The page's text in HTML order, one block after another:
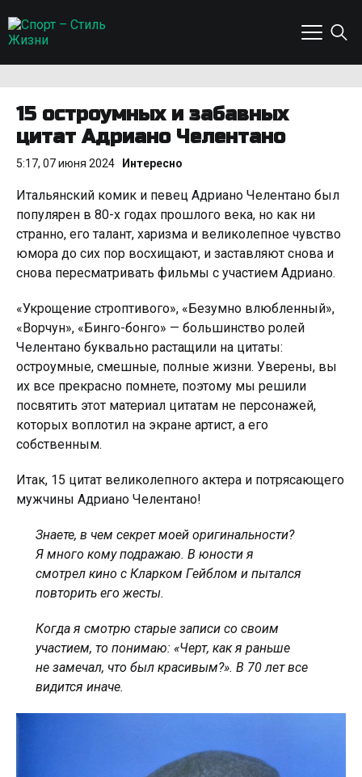
15 остроумных и забавных
цитат Адриано Челентано
5:17, 07 июня 2024 Интересно
Итальянский комик и певец Адриано Челентано был
популярен в 80-х годах прошлого века, но как ни
странно, его талант, харизма и великолепное чувство
юмора до сих пор восхищают, и заставляют снова и
снова пересматривать фильмы с участием Адриано.
«Укрощение строптивого», «Безумно влюбленный»,
«Ворчун», «Бинго-бонго» — большинство ролей
Челентано буквально растащили на цитаты:
остроумные, смешные, полные жизни. Уверены, вы
их все прекрасно помнете, поэтому мы решили
посвятить этот материал цитатам не персонажей,
которых воплотил на экране артист, а его
собственным.
Итак, 15 цитат великолепного актера и потрясающего
мужчины Адриано Челентано!
Знаете, в чем секрет моей оригинальности?
Я много кому подражаю. В юности я
смотрел кино с Кларком Гейблом и пытался
повторить его жесты.
Когда я смотрю старые записи со своим
участием, то понимаю: «Черт, как я раньше
не замечал, что был красивым?». В 70 лет все
видится иначе.